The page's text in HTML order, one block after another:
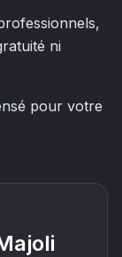
ni
pour votre